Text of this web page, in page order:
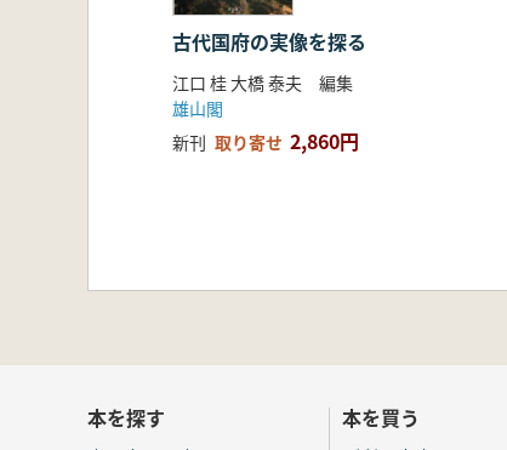
古代国府の実像を探る
江口 桂 大橋 泰夫 編集
雄山閣
新刊 取り寄せ 2,860円
本を探す 本を買う